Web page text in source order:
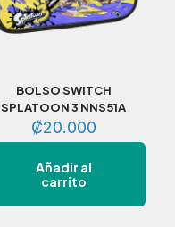
BOLSO SWITCH
SPLATOON 3 NNS51A
₡20.000
Añadir al
carrito